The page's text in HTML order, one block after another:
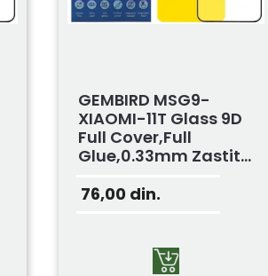
GEMBIRD MSG9-
XIAOMI-11T Glass 9D
Full Cover,full
Glue,0.33mm Zastit...
76,00 din.